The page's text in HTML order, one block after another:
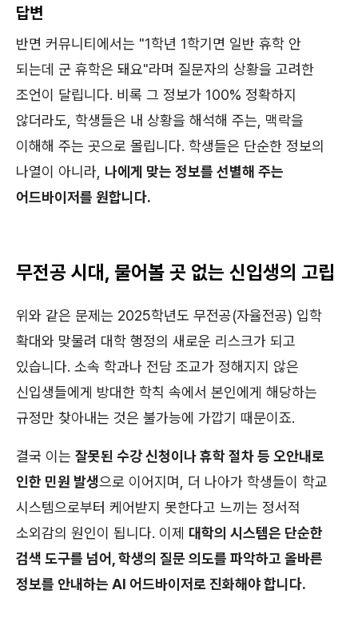
답변
반면 커뮤니티에서는 "1학년 1학기면 일반 휴학 안
되는데 군 휴학은 돼요"라며 질문자의 상황을 고려한
조언이 달립니다. 비록 그 정보가 100% 정확하지
않더라도, 학생들은 내 상황을 해석해 주는, 맥락을
이해해 주는 곳으로 몰립니다. 학생들은 단순한 정보의
나열이 아니라, 나에게 맞는 정보를 선별해 주는
어드바이저를 원합니다.
무전공 시대, 물어볼 곳 없는 신입생의 고립
위와 같은 문제는 2025학년도 무전공(자율전공) 입학
확대와 맞물려 대학 행정의 새로운 리스크가 되고
있습니다. 소속 학과나 전담 조교가 정해지지 않은
신입생들에게 방대한 학칙 속에서 본인에게 해당하는
규정만 찾아내는 것은 불가능에 가깝기 때문이죠.
결국 이는 잘못된 수강 신청이나 휴학 절차 등 오안내로
인한 민원 발생으로 이어지며, 더 나아가 학생들이 학교
시스템으로부터 케어받지 못한다고 느끼는 정서적
소외감의 원인이 됩니다. 이제 대학의 시스템은 단순한
검색 도구를 넘어, 학생의 질문 의도를 파악하고 올바른
정보를 안내하는 AI 어드바이저로 진화해야 합니다.